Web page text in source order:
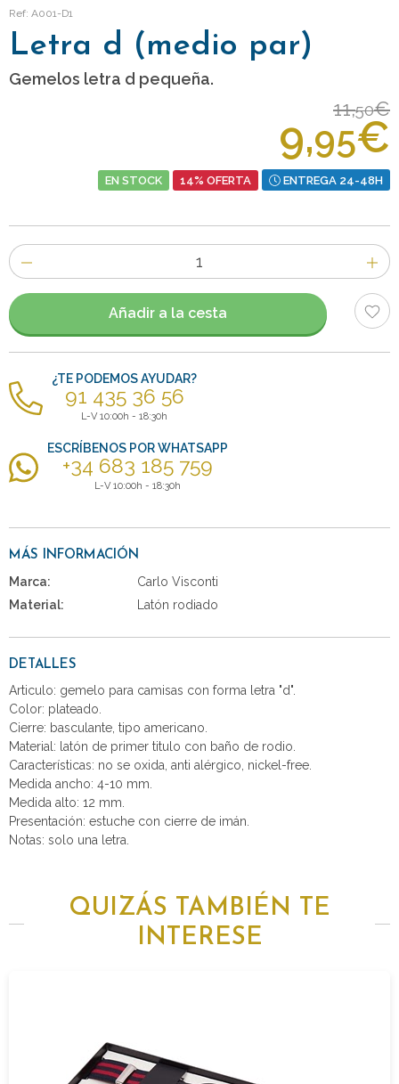
Ref: A001-D1
Letra d (medio par)
Gemelos letra d pequeña.
11,50€
9,95€
EN STOCK 14% OFERTA ENTREGA 24-48H
Número
de
artículos
Añadir a la cesta
¿TE PODEMOS AYUDAR?
91 435 36 56
L-V 10:00h - 18:30h
ESCRÍBENOS POR WHATSAPP
+34 683 185 759
L-V 10:00h - 18:30h
MÁS INFORMACIÓN
Marca:
Carlo Visconti
Material:
Latón rodiado
DETALLES
Articulo: gemelo para camisas con forma letra "d".
Color: plateado.
Cierre: basculante, tipo americano.
Material: latón de primer titulo con baño de rodio.
Características: no se oxida, anti alérgico, nickel-free.
Medida ancho: 4-10 mm.
Medida alto: 12 mm.
Presentación: estuche con cierre de imán.
Notas: solo una letra.
QUIZÁS TAMBIÉN TE
INTERESE